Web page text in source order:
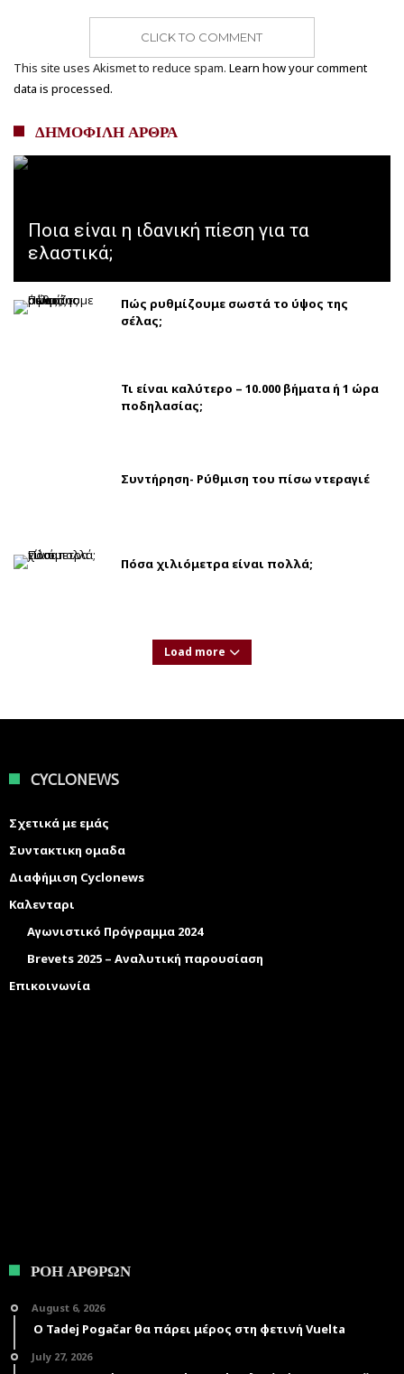
CLICK TO COMMENT
This site uses Akismet to reduce spam. Learn how your comment
data is processed.
ΔΗΜΟΦΙΛΗ ΑΡΘΡΑ
Ποια είναι η ιδανική πίεση για τα
ελαστικά;
Πώς ρυθμίζουμε σωστά το ύψος της
σέλας;
Τι είναι καλύτερο – 10.000 βήματα ή 1 ώρα
ποδηλασίας;
Συντήρηση- Ρύθμιση του πίσω ντεραγιέ
Πόσα χιλιόμετρα είναι πολλά;
Load more
CYCLONEWS
Σχετικά με εμάς
Συντακτικη ομαδα
Διαφήμιση Cyclonews
Καλενταρι
Αγωνιστικό Πρόγραμμα 2024
Brevets 2025 – Αναλυτική παρουσίαση
Επικοινωνία
ΡΟΗ ΑΡΘΡΩΝ
August 6, 2026
Ο Tadej Pogačar θα πάρει μέρος στη φετινή Vuelta
July 27, 2026